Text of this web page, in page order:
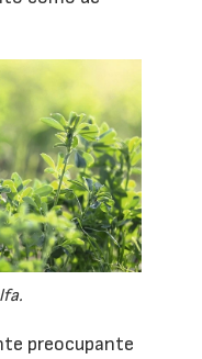
preocupante